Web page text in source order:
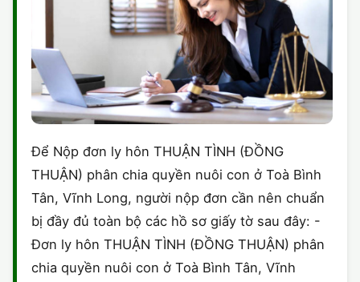
Để Nộp đơn ly hôn THUẬN TÌNH (ĐỒNG
THUẬN) phân chia quyền nuôi con ở Toà Bình
Tân, Vĩnh Long, người nộp đơn cần nên chuẩn
bị đầy đủ toàn bộ các hồ sơ giấy tờ sau đây: -
Đơn ly hôn THUẬN TÌNH (ĐỒNG THUẬN) phân
chia quyền nuôi con ở Toà Bình Tân, Vĩnh